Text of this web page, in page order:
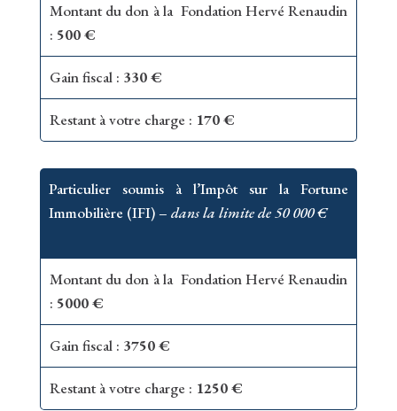
Montant du don à la Fondation Hervé Renaudin
: 500 €
Gain fiscal : 330 €
Restant à votre charge : 170 €
Particulier soumis à l’Impôt sur la Fortune
Immobilière (IFI) – dans la limite de 50 000 €
Montant du don à la Fondation Hervé Renaudin
: 5000 €
Gain fiscal : 3750 €
Restant à votre charge : 1250 €